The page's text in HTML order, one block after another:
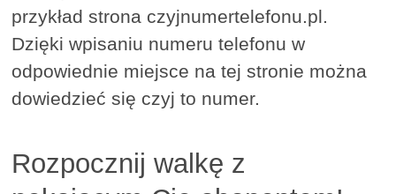
przykład strona czyjnumertelefonu.pl.
Dzięki wpisaniu numeru telefonu w
odpowiednie miejsce na tej stronie można
dowiedzieć się czyj to numer.
Rozpocznij walkę z